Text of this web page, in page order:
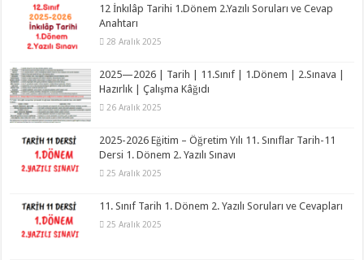
12 İnkılâp Tarihi 1.Dönem 2.Yazılı Soruları ve Cevap
Anahtarı
28 Aralık 2025
2025—2026 | Tarih | 11.Sınıf | 1.Dönem | 2.Sınava |
Hazırlık | Çalışma Kâğıdı
26 Aralık 2025
2025-2026 Eğitim – Öğretim Yılı 11. Sınıflar Tarih-11
Dersi 1. Dönem 2. Yazılı Sınavı
25 Aralık 2025
11. Sınıf Tarih 1. Dönem 2. Yazılı Soruları ve Cevapları
25 Aralık 2025